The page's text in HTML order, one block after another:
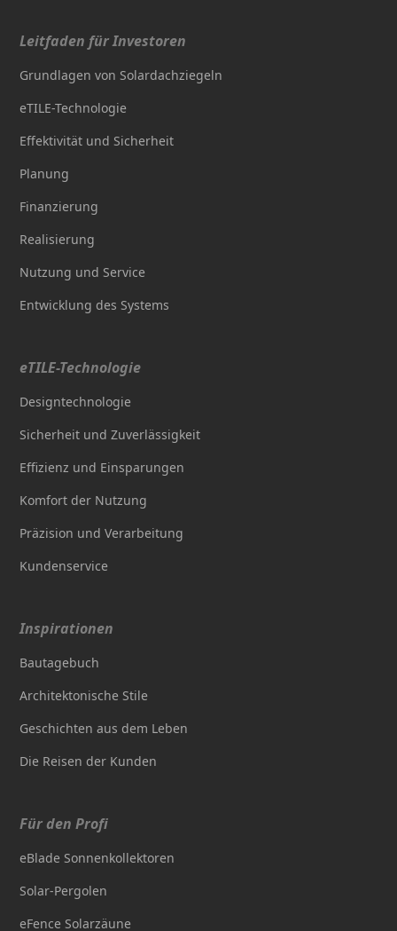
Leitfaden für Investoren
Grundlagen von Solardachziegeln
eTILE-Technologie
Effektivität und Sicherheit
Planung
Finanzierung
Realisierung
Nutzung und Service
Entwicklung des Systems
eTILE-Technologie
Designtechnologie
Sicherheit und Zuverlässigkeit
Effizienz und Einsparungen
Komfort der Nutzung
Präzision und Verarbeitung
Kundenservice
Inspirationen
Bautagebuch
Architektonische Stile
Geschichten aus dem Leben
Die Reisen der Kunden
Für den Profi
eBlade Sonnenkollektoren
Solar-Pergolen
eFence Solarzäune